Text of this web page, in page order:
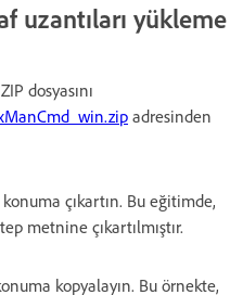
uzantıları yükleme
dosyasını
adresinden
çıkartın. Bu eğitimde,
metnine çıkartılmıştır.
kopyalayın. Bu örnekte,